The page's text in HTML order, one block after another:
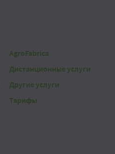
AgroFabrica
Дистанционные услуги
Другие услуги
Тарифы